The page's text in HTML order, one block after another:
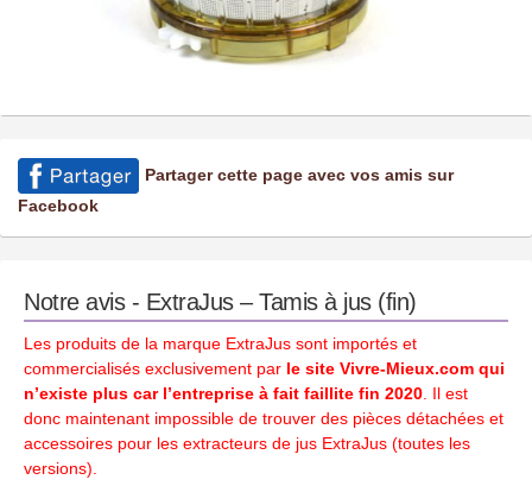
Partager cette page avec vos amis sur
Facebook
Notre avis - ExtraJus – Tamis à jus (fin)
Les produits de la marque ExtraJus sont importés et
commercialisés exclusivement par le site Vivre-Mieux.com qui
n’existe plus car l’entreprise à fait faillite fin 2020 . Il est
donc maintenant impossible de trouver des pièces détachées et
accessoires pour les extracteurs de jus ExtraJus (toutes les
versions).